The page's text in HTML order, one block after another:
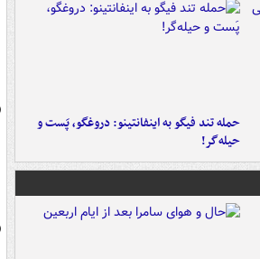
حمله تند فیگو به اینفانتینو: دروغگو، پَست‌ و
حیله‌گر!